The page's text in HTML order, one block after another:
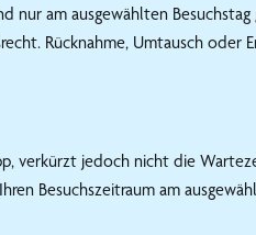
nur am ausgewählten
Rücknahme, Umtausch oder
verkürzt jedoch nicht die
Besuchszeitraum am